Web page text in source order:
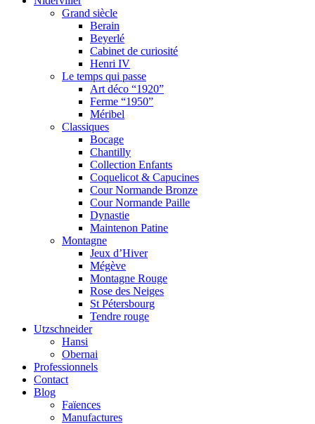
Grand siècle
Berain
Beyerlé
Cabinet de curiosité
Henri IV
Le temps qui passe
Art déco “1920”
Ferme “1950”
Méribel
Classiques
Bocage
Chantilly
Collection Enfants
Coquelicot & Capucines
Cour Normande Bronze
Cour Normande Paille
Dynastie
Maintenon Patine
Montagne
Jeux d’Hiver
Mégève
Montagne Rouge
Rose des Neiges
St Pétersbourg
Tendre rouge
Utzschneider
Hansi
Obernai
Professionnels
Contact
Blog
Faïences
Manufactures